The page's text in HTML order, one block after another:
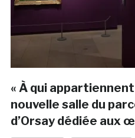
« À qui
nouvelle salle du
d’Orsay dédiée aux